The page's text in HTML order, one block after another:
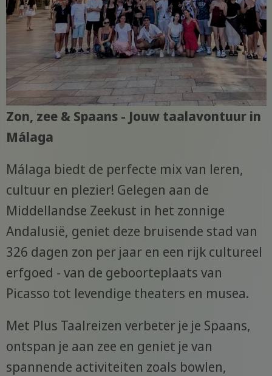
Zon, zee & Spaans - Jouw taalavontuur in
Málaga
Málaga biedt de perfecte mix van leren,
cultuur en plezier! Gelegen aan de
Middellandse Zeekust in het zonnige
Andalusië, geniet deze bruisende stad van
326 dagen zon per jaar en een rijk cultureel
erfgoed - van de geboorteplaats van
Picasso tot levendige theaters en musea.
Met Plus Taalreizen verbeter je je Spaans,
ontspan je aan zee en geniet je van
spannende activiteiten zoals bowlen,